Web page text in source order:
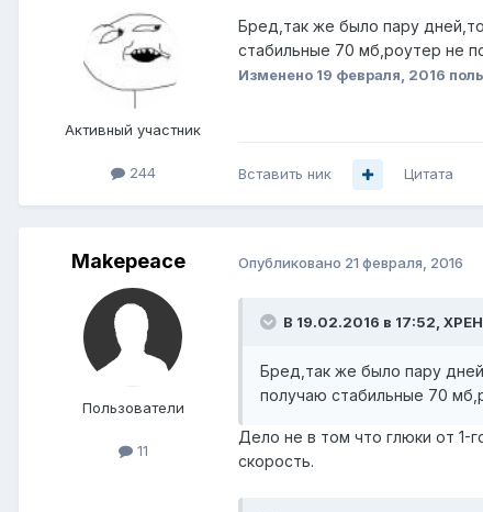
Активный участник
244
Бред,так же было пару
стабильные 70 мб,роутер не
Изменено 19 февраля, 2016
Вставить ник Цитата
Makepeace
Пользователи
11
Опубликовано 21 февраля, 2016
В 19.02.2016 в 17:52,
Бред,так же было пару
получаю стабильные 70
Дело не в том что глюки от 1-
скорость.